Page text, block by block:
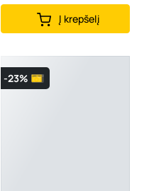
Į krepšelį
-23%